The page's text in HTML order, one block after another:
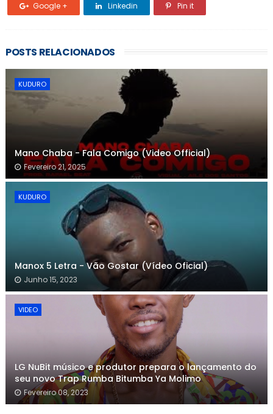
Google + Linkedin Pin it
POSTS RELACIONADOS
KUDURO
Mano Chaba - Fala Comigo (Video Official)
Fevereiro 21, 2025
KUDURO
Manox 5 Letra - Vão Gostar (Vídeo Oficial)
Junho 15, 2023
VIDEO
LG NuBit músico e produtor prepara o lançamento do
seu novo Trap Rumba Bitumba Ya Molimo
Fevereiro 08, 2023